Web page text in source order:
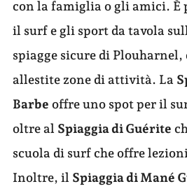
con la famiglia o gli amici. È
il surf e gli sport da tavola
spiagge sicure di Plouharnel,
allestite zone di attività. La
Barbe offre uno spot per il
oltre al Spiaggia di Guérite
scuola di surf che offre
Inoltre, il Spiaggia di Mané